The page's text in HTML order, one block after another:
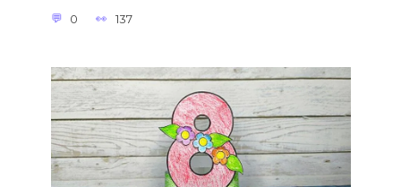
0 137